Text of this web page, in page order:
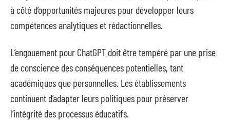
à côté d’opportunités majeures pour développer leurs
compétences analytiques et rédactionnelles.
L’engouement pour ChatGPT doit être tempéré par une prise
de conscience des conséquences potentielles, tant
académiques que personnelles. Les établissements
continuent d’adapter leurs politiques pour préserver
l’intégrité des processus éducatifs.